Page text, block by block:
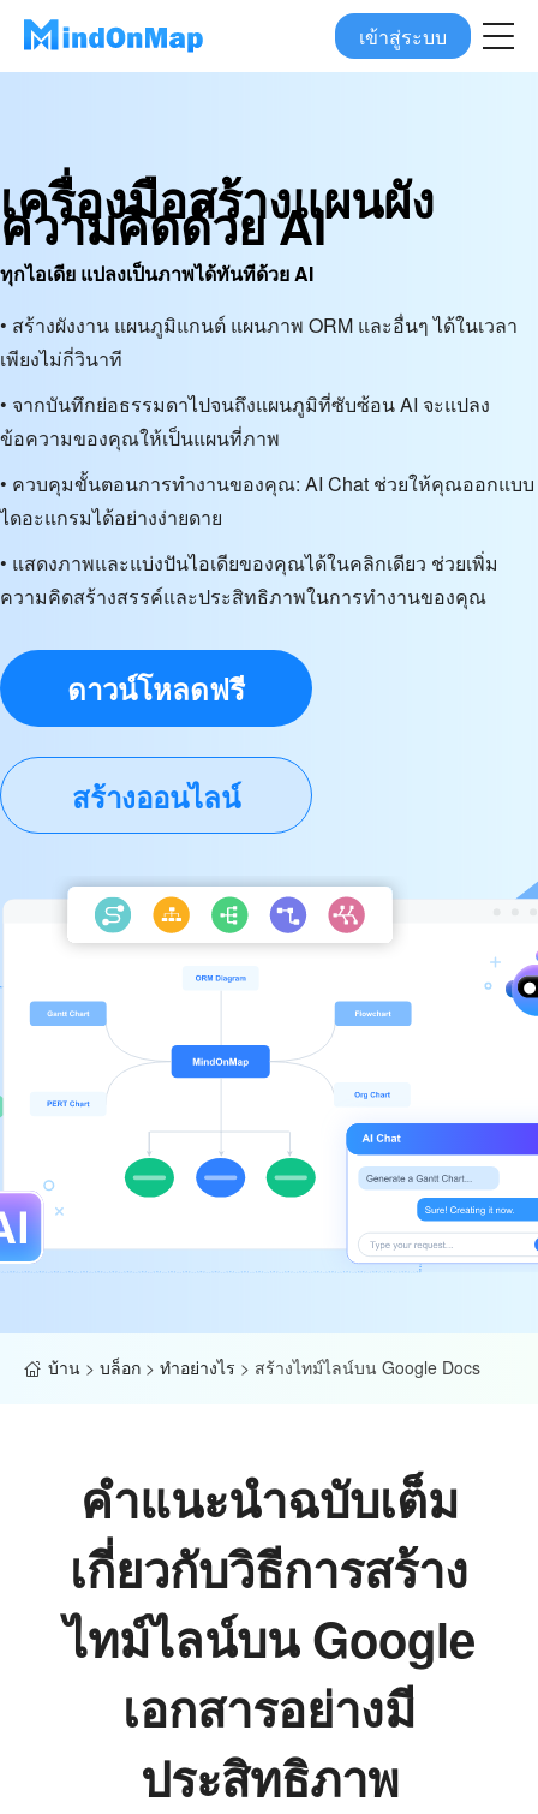
เข้าสู่ระบบ
เครื่องมือสร้างแผนผัง
ความคิดด้วย AI
ทุกไอเดีย แปลงเป็นภาพได้ทันทีด้วย AI
• สร้างผังงาน แผนภูมิแกนต์ แผนภาพ ORM และอื่นๆ ได้ในเวลา
เพียงไม่กี่วินาที
• จากบันทึกย่อธรรมดาไปจนถึงแผนภูมิที่ซับซ้อน AI จะแปลง
ข้อความของคุณให้เป็นแผนที่ภาพ
• ควบคุมขั้นตอนการทำงานของคุณ: AI Chat ช่วยให้คุณออกแบบ
ไดอะแกรมได้อย่างง่ายดาย
• แสดงภาพและแบ่งปันไอเดียของคุณได้ในคลิกเดียว ช่วยเพิ่ม
ความคิดสร้างสรรค์และประสิทธิภาพในการทำงานของคุณ
ดาวน์โหลดฟรี
สร้างออนไลน์
บ้าน > บล็อก > ทำอย่างไร > สร้างไทม์ไลน์บน Google Docs
คำแนะนำฉบับเต็ม
เกี่ยวกับวิธีการสร้าง
ไทม์ไลน์บน Google
เอกสารอย่างมี
ประสิทธิภาพ